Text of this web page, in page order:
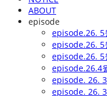
ABOUT
episode
episode.26. 5
episode.26. 5
episode.26. 5
episode.26.4
episode. 26.
episode. 26.